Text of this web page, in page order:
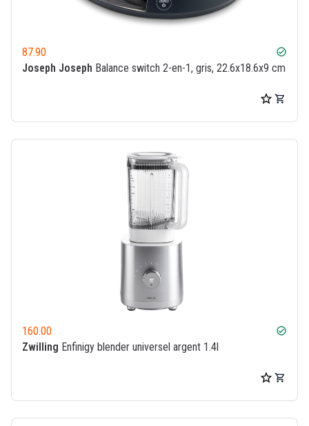
87.90 check_circle
Joseph Joseph Balance switch 2-en-1, gris, 22.6x18.6x9 cm
160.00 check_circle
Zwilling Enfinigy blender universel argent 1.4l